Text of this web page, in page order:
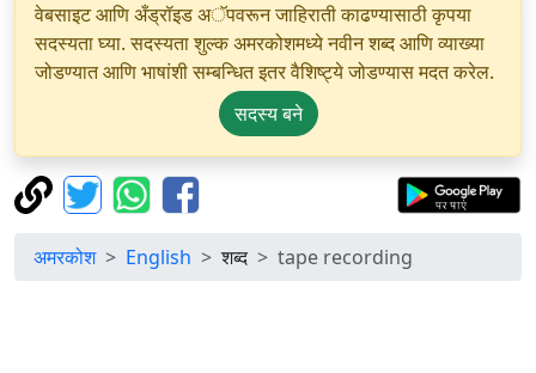
वेबसाइट आणि अँड्रॉइड अॅपवरून जाहिराती काढण्यासाठी कृपया
सदस्यता घ्या. सदस्यता शुल्क अमरकोशमध्ये नवीन शब्द आणि व्याख्या
जोडण्यात आणि भाषांशी सम्बन्धित इतर वैशिष्ट्ये जोडण्यास मदत करेल.
सदस्य बने
अमरकोश English शब्द tape recording